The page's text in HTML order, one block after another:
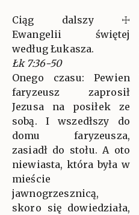
Ciąg dalszy ☩
Ewangelii świętej
według Łukasza.
Łk 7:36-50
Onego czasu: Pewien
faryzeusz zaprosił
Jezusa na posiłek ze
sobą. I wszedłszy do
domu faryzeusza,
zasiadł do stołu. A oto
niewiasta, która była w
mieście
jawnogrzesznicą,
skoro się dowiedziała,